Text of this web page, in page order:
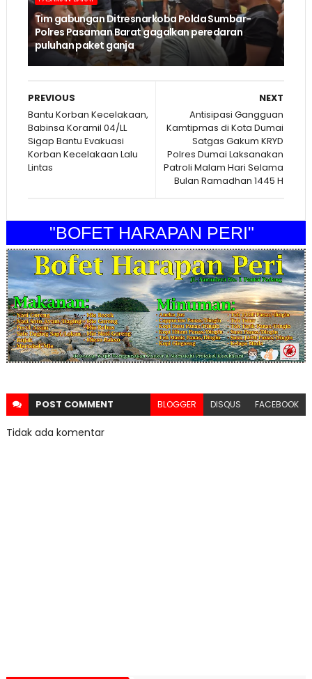
Tim gabungan Ditresnarkoba Polda Sumbar-
Polres Pasaman Barat gagalkan peredaran
puluhan paket ganja
NEXT
Antisipasi Gangguan
Kamtipmas di Kota Dumai
Satgas Gakum KRYD
Polres Dumai Laksanakan
Patroli Malam Hari Selama
Bulan Ramadhan 1445 H
PREVIOUS
Bantu Korban Kecelakaan,
Babinsa Koramil 04/LL
Sigap Bantu Evakuasi
Korban Kecelakaan Lalu
Lintas
"BOFET HARAPAN PERI"
POST COMMENT BLOGGER DISQUS FACEBOOK
Tidak ada komentar